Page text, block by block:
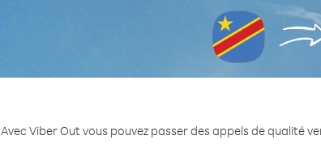
Avec Viber Out vous pouvez passer des appels de qualité